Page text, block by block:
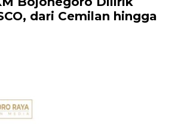
dari Cemilan hingga